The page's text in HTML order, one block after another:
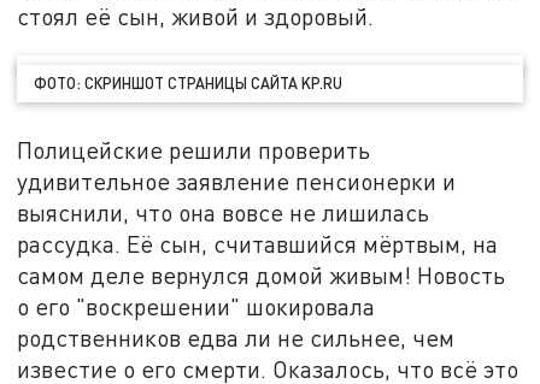
стоял её сын, живой и здоровый.
ФОТО: СКРИНШОТ СТРАНИЦЫ САЙТА KP.RU
Полицейские решили проверить
удивительное заявление пенсионерки и
выяснили, что она вовсе не лишилась
рассудка. Её сын, считавшийся мёртвым, на
самом деле вернулся домой живым! Новость
о его "воскрешении" шокировала
родственников едва ли не сильнее, чем
известие о его смерти. Оказалось, что всё это